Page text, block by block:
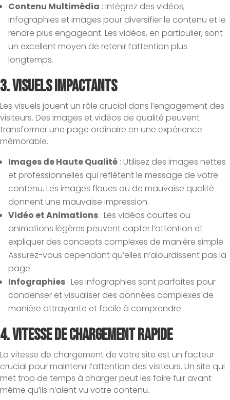
Contenu Multimédia : Intégrez des vidéos,
infographies et images pour diversifier le contenu et le
rendre plus engageant. Les vidéos, en particulier, sont
un excellent moyen de retenir l’attention plus
longtemps.
3.Visuels Impactants
Les visuels jouent un rôle crucial dans l’engagement des
visiteurs. Des images et vidéos de qualité peuvent
transformer une page ordinaire en une expérience
mémorable.
Images de Haute Qualité : Utilisez des images nettes
et professionnelles qui reflètent le message de votre
contenu. Les images floues ou de mauvaise qualité
donnent une mauvaise impression.
Vidéo et Animations : Les vidéos courtes ou
animations légères peuvent capter l’attention et
expliquer des concepts complexes de manière simple.
Assurez-vous cependant qu’elles n’alourdissent pas la
page.
Infographies : Les infographies sont parfaites pour
condenser et visualiser des données complexes de
manière attrayante et facile à comprendre.
4.Vitesse de Chargement Rapide
La vitesse de chargement de votre site est un facteur
crucial pour maintenir l’attention des visiteurs. Un site qui
met trop de temps à charger peut les faire fuir avant
même qu’ils n’aient vu votre contenu.